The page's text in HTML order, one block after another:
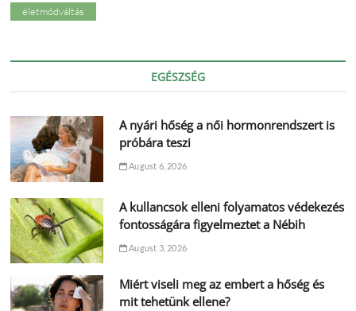
életmódváltás
EGÉSZSÉG
A nyári hőség a női hormonrendszert is
próbára teszi
August 6, 2026
A kullancsok elleni folyamatos védekezés
fontosságára figyelmeztet a Nébih
August 3, 2026
Miért viseli meg az embert a hőség és
mit tehetünk ellene?